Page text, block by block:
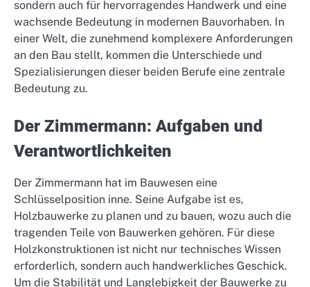
sondern auch für hervorragendes Handwerk und eine
wachsende Bedeutung in modernen Bauvorhaben. In
einer Welt, die zunehmend komplexere Anforderungen
an den Bau stellt, kommen die Unterschiede und
Spezialisierungen dieser beiden Berufe eine zentrale
Bedeutung zu.
Der Zimmermann: Aufgaben und
Verantwortlichkeiten
Der Zimmermann hat im Bauwesen eine
Schlüsselposition inne. Seine Aufgabe ist es,
Holzbauwerke zu planen und zu bauen, wozu auch die
tragenden Teile von Bauwerken gehören. Für diese
Holzkonstruktionen ist nicht nur technisches Wissen
erforderlich, sondern auch handwerkliches Geschick.
Um die Stabilität und Langlebigkeit der Bauwerke zu